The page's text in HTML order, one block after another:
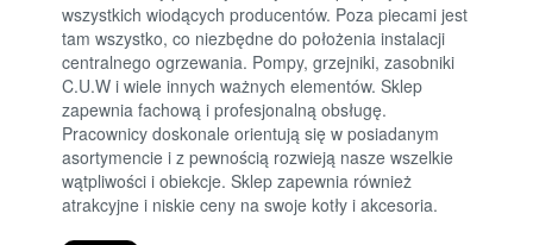
wszystkich wiodących producentów. Poza piecami jest
tam wszystko, co niezbędne do położenia instalacji
centralnego ogrzewania. Pompy, grzejniki, zasobniki
C.U.W i wiele innych ważnych elementów. Sklep
zapewnia fachową i profesjonalną obsługę.
Pracownicy doskonale orientują się w posiadanym
asortymencie i z pewnością rozwieją nasze wszelkie
wątpliwości i obiekcje. Sklep zapewnia również
atrakcyjne i niskie ceny na swoje kotły i akcesoria.